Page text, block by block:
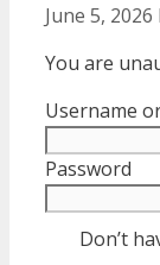
June 5, 2026
You are
Username
Password
Don’t